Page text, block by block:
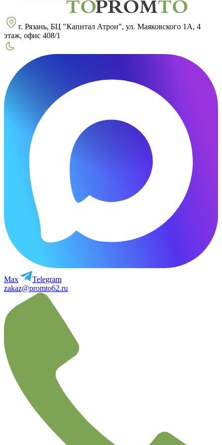
г. Рязань, БЦ "Капитал Атрон", ул. Маяковского 1А, 4
этаж, офис 408/1
Max
Telegram
zakaz@promto62.ru